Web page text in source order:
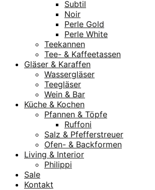
Subtil
Noir
Perle Gold
Perle White
Teekannen
Tee- & Kaffeetassen
Gläser & Karaffen
Wassergläser
Teegläser
Wein & Bar
Küche & Kochen
Pfannen & Töpfe
Ruffoni
Salz & Pfefferstreuer
Ofen- & Backformen
Living & Interior
Philippi
Sale
Kontakt